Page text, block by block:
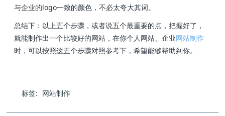
与企业的logo一致的颜色，不必太夸大其词。
总结下：以上五个步骤，或者说五个最重要的点，把握好了，
就能制作出一个比较好的网站，在你个人网站、企业网站制作
时，可以按照这五个步骤对照参考下，希望能够帮助到你。
标签: 网站制作